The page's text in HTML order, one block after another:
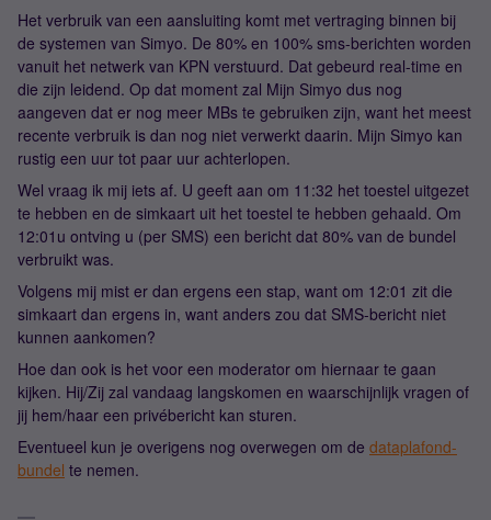
Het verbruik van een aansluiting komt met vertraging binnen bij
de systemen van Simyo. De 80% en 100% sms-berichten worden
vanuit het netwerk van KPN verstuurd. Dat gebeurd real-time en
die zijn leidend. Op dat moment zal Mijn Simyo dus nog
aangeven dat er nog meer MBs te gebruiken zijn, want het meest
recente verbruik is dan nog niet verwerkt daarin. Mijn Simyo kan
rustig een uur tot paar uur achterlopen.
Wel vraag ik mij iets af. U geeft aan om 11:32 het toestel uitgezet
te hebben en de simkaart uit het toestel te hebben gehaald. Om
12:01u ontving u (per SMS) een bericht dat 80% van de bundel
verbruikt was.
Volgens mij mist er dan ergens een stap, want om 12:01 zit die
simkaart dan ergens in, want anders zou dat SMS-bericht niet
kunnen aankomen?
Hoe dan ook is het voor een moderator om hiernaar te gaan
kijken. Hij/Zij zal vandaag langskomen en waarschijnlijk vragen of
jij hem/haar een privébericht kan sturen.
Eventueel kun je overigens nog overwegen om de dataplafond-
bundel te nemen.